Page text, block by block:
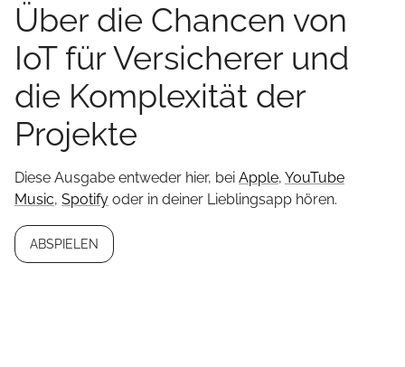
Über die Chancen von
IoT für Versicherer und
die Komplexität der
Projekte
Diese Ausgabe entweder hier, bei Apple, YouTube
Music, Spotify oder in deiner Lieblingsapp hören.
ABSPIELEN